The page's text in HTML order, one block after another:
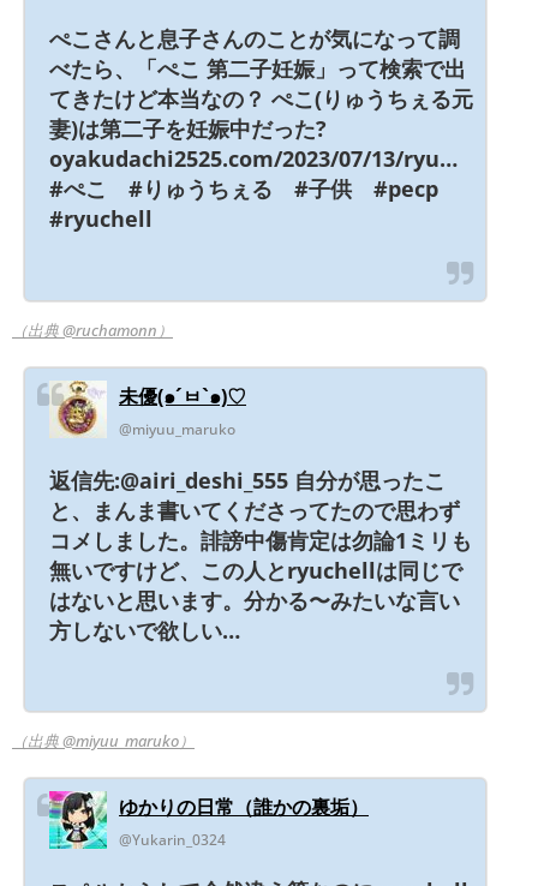
ぺこさんと息子さんのことが気になって調
べたら、「ぺこ 第二子妊娠」って検索で出
てきたけど本当なの？ ぺこ(りゅうちぇる元
妻)は第二子を妊娠中だった?
oyakudachi2525.com/2023/07/13/ryu…
#ぺこ #りゅうちぇる #子供 #pecp
#ryuchell
（出典 @ruchamonn）
未優(๑´ㅂ`๑)♡
@miyuu_maruko
返信先:@airi_deshi_555 自分が思ったこ
と、まんま書いてくださってたので思わず
コメしました。誹謗中傷肯定は勿論1ミリも
無いですけど、この人とryuchellは同じで
はないと思います。分かる〜みたいな言い
方しないで欲しい…
（出典 @miyuu_maruko）
ゆかりの日常（誰かの裏垢）
@Yukarin_0324